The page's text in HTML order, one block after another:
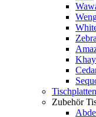
Tischplatten
Zubehör